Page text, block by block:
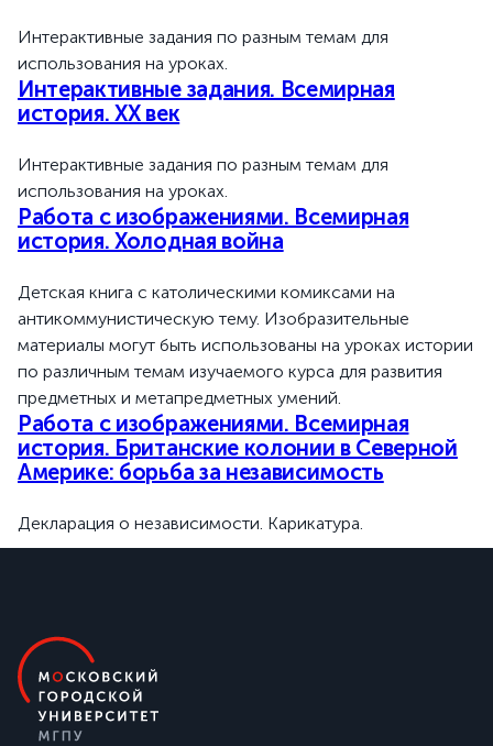
Интерактивные задания по разным темам для
использования на уроках.
Интерактивные задания. Всемирная
история. XX век
Интерактивные задания по разным темам для
использования на уроках.
Работа с изображениями. Всемирная
история. Холодная война
Детская книга с католическими комиксами на
антикоммунистическую тему. Изобразительные
материалы могут быть использованы на уроках истории
по различным темам изучаемого курса для развития
предметных и метапредметных умений.
Работа с изображениями. Всемирная
история. Британские колонии в Северной
Америке: борьба за независимость
Декларация о независимости. Карикатура.